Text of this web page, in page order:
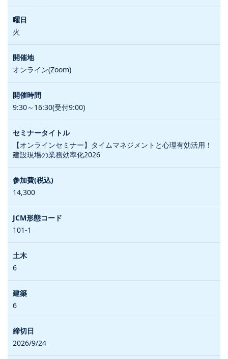
火
オンライン(Zoom)
9:30～16:30(受付9:00)
【オンラインセミナー】タイムマネジメントと心理有効活用！
建設現場の業務効率化2026
14,300
101-1
6
6
2026/9/24